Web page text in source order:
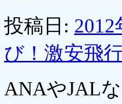
投稿日: 2012
び！激安飛
ANAやJAL